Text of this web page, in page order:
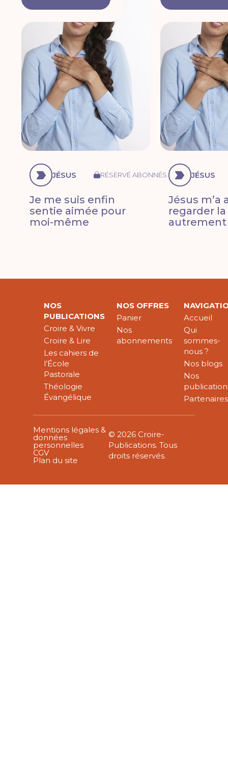
JÉSUS RÉSERVÉ ABONNÉS
Je me suis enfin
sentie aimée pour
moi-même
JÉSUS
Jésus m’a
regarder
autrement
NOS
PUBLICATIONS
Croire & Vivre
Croire & Lire
Les cahiers de
l’École
Pastorale
Théologie
Évangélique
NOS OFFRES
Panier
Nos
abonnements
Accueil
Qui
sommes-
nous ?
Nos blogs
Nos
Partenaires
Mentions légales &
données
personnelles
CGV
Plan du site
© 2026 Croire-
Publications. Tous
droits réservés.